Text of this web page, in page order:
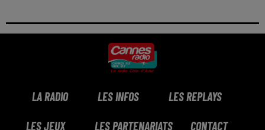
LA RADIO LES INFOS LES REPLAYS
LES JEUX LES PARTENARIATS CONTACT